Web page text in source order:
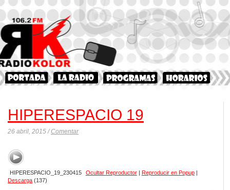
HIPERESPACIO 19
26 abril, 2015 /Comentar
HIPERESPACIO_19_230415 Ocultar Reproductor| Reproducir en Popup|
Descarga (137)